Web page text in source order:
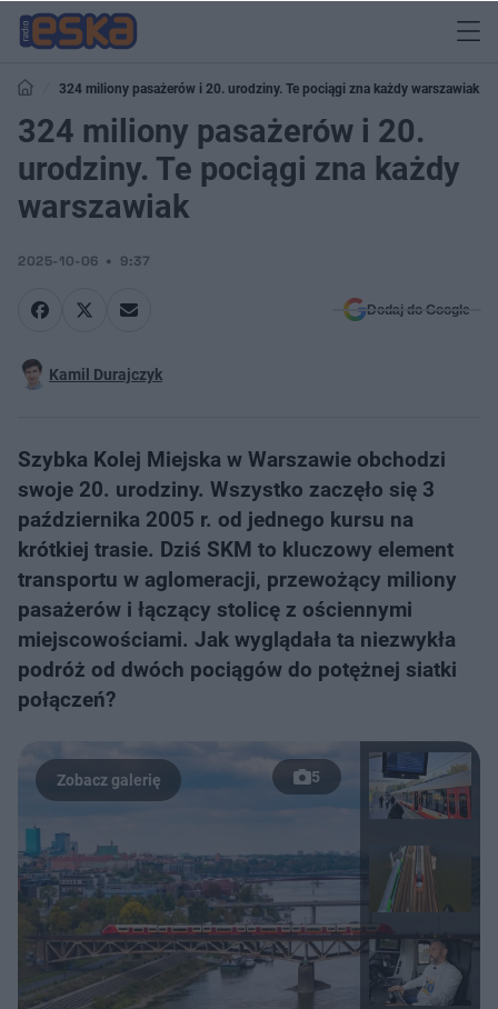
324 miliony pasażerów i 20. urodziny. Te pociągi zna każdy warszawiak
324 miliony pasażerów i 20.
urodziny. Te pociągi zna każdy
warszawiak
2025-10-06 9:37
Dodaj do Google
Kamil Durajczyk
Szybka Kolej Miejska w Warszawie obchodzi
swoje 20. urodziny. Wszystko zaczęło się 3
października 2005 r. od jednego kursu na
krótkiej trasie. Dziś SKM to kluczowy element
transportu w aglomeracji, przewożący miliony
pasażerów i łączący stolicę z ościennymi
miejscowościami. Jak wyglądała ta niezwykła
podróż od dwóch pociągów do potężnej siatki
połączeń?
5